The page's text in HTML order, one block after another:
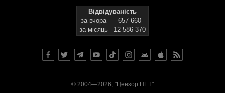
Відвідуваність
за вчора
657 660
за місяць
12 586 370
© 2004—2026, "Цензор.НЕТ"